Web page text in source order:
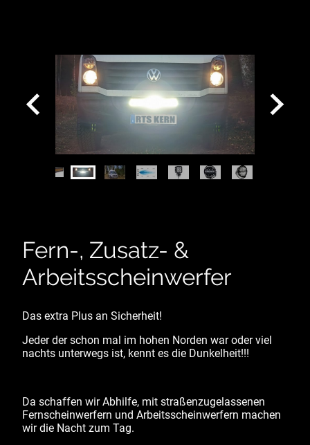
Fern-, Zusatz- &
Arbeitsscheinwerfer
Das extra Plus an Sicherheit!
Jeder der schon mal im hohen Norden war oder viel
nachts unterwegs ist, kennt es die Dunkelheit!!!
Da schaffen wir Abhilfe, mit straßenzugelassenen
Fernscheinwerfern und Arbeitsscheinwerfern machen
wir die Nacht zum Tag.